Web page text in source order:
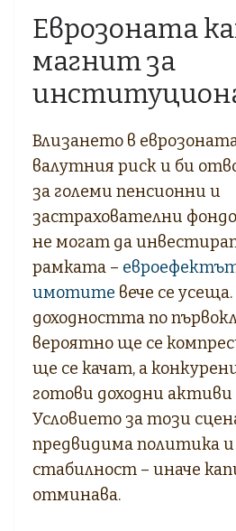
Еврозоната
магнит за
Влизането в
валутния риск и би
за големи пенсионни и
застрахователни
не могат да
рамката –
имотите вече се
доходността по
вероятно ще се
ще се качат, а
готови доходни
Условието за този
предвидима политика
стабилност – иначе
отминава.